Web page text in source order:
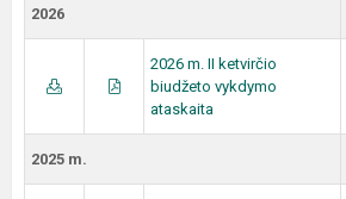
2026
2026 m. II ketvirčio
biudžeto vykdymo
ataskaita
2025 m.